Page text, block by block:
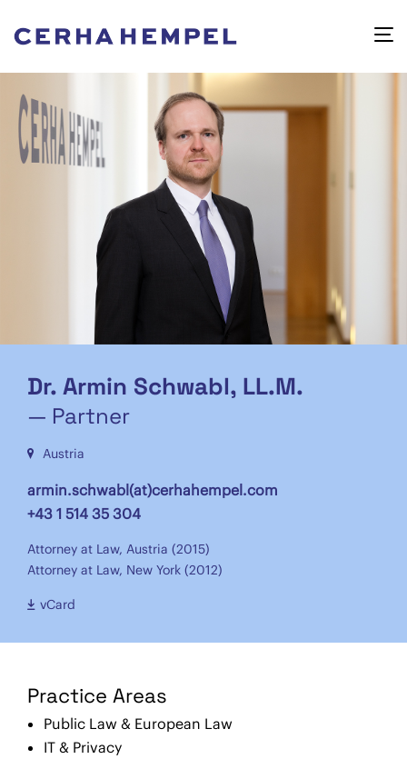
Dr. Armin Schwabl, LL.M.
— Partner
Austria
armin.schwabl(at)cerhahempel.com
+43 1 514 35 304
Attorney at Law, Austria (2015)
Attorney at Law, New York (2012)
vCard
Practice Areas
Public Law & European Law
IT & Privacy